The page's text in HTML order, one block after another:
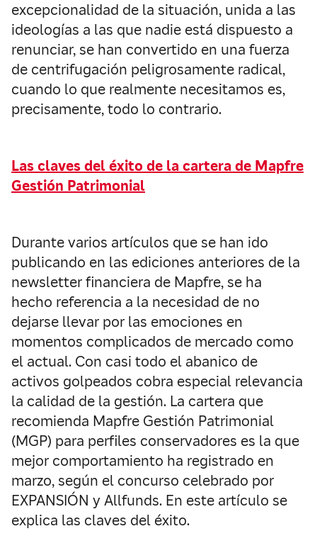
excepcionalidad de la situación, unida a las
ideologías a las que nadie está dispuesto a
renunciar, se han convertido en una fuerza
de centrifugación peligrosamente radical,
cuando lo que realmente necesitamos es,
precisamente, todo lo contrario.
Las claves del éxito de la cartera de Mapfre
Gestión Patrimonial
Durante varios artículos que se han ido
publicando en las ediciones anteriores de la
newsletter financiera de Mapfre, se ha
hecho referencia a la necesidad de no
dejarse llevar por las emociones en
momentos complicados de mercado como
el actual. Con casi todo el abanico de
activos golpeados cobra especial relevancia
la calidad de la gestión. La cartera que
recomienda Mapfre Gestión Patrimonial
(MGP) para perfiles conservadores es la que
mejor comportamiento ha registrado en
marzo, según el concurso celebrado por
EXPANSIÓN y Allfunds. En este artículo se
explica las claves del éxito.